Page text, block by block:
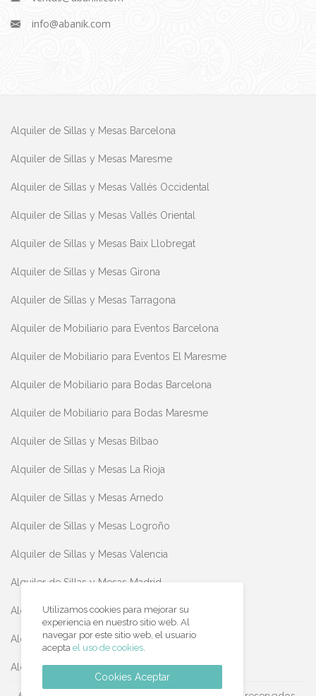
info@abanik.com
Alquiler de Sillas y Mesas Barcelona
Alquiler de Sillas y Mesas Maresme
Alquiler de Sillas y Mesas Vallés Occidental
Alquiler de Sillas y Mesas Vallés Oriental
Alquiler de Sillas y Mesas Baix Llobregat
Alquiler de Sillas y Mesas Girona
Alquiler de Sillas y Mesas Tarragona
Alquiler de Mobiliario para Eventos Barcelona
Alquiler de Mobiliario para Eventos El Maresme
Alquiler de Mobiliario para Bodas Barcelona
Alquiler de Mobiliario para Bodas Maresme
Alquiler de Sillas y Mesas Bilbao
Alquiler de Sillas y Mesas La Rioja
Alquiler de Sillas y Mesas Arnedo
Alquiler de Sillas y Mesas Logroño
Alquiler de Sillas y Mesas Valencia
Alquiler de Sillas y Mesas Madrid
Alquiler de Sillas y Mesas Teruel
Alquiler de Sillas y Mesas Huesca
Alquiler de Sillas y Mesas Zaragoza
Utilizamos cookies para mejorar su
experiencia en nuestro sitio web. Al
navegar por este sitio web, el usuario
acepta el uso de cookies.
Cookies Aceptar